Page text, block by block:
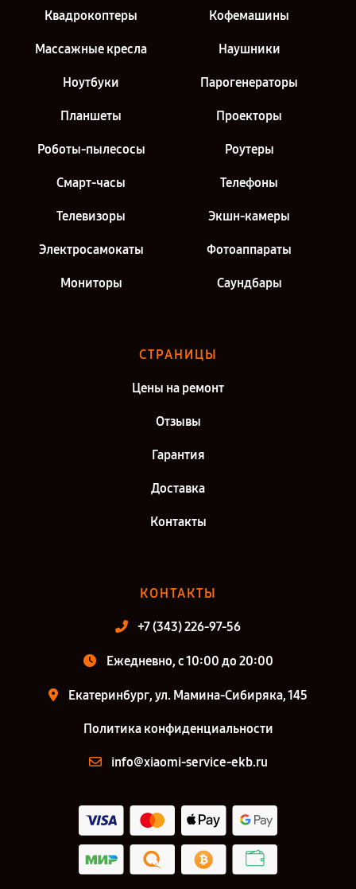
Квадрокоптеры Кофемашины
Массажные кресла Наушники
Ноутбуки Парогенераторы
Планшеты Проекторы
Роботы-пылесосы Роутеры
Смарт-часы Телефоны
Телевизоры Экшн-камеры
Электросамокаты Фотоаппараты
Мониторы Саундбары
СТРАНИЦЫ
Цены на ремонт
Отзывы
Гарантия
Доставка
Контакты
КОНТАКТЫ
+7 (343) 226-97-56
Ежедневно, с 10:00 до 20:00
Екатеринбург, ул. Мамина-Сибиряка, 145
Политика конфиденциальности
info@xiaomi-service-ekb.ru